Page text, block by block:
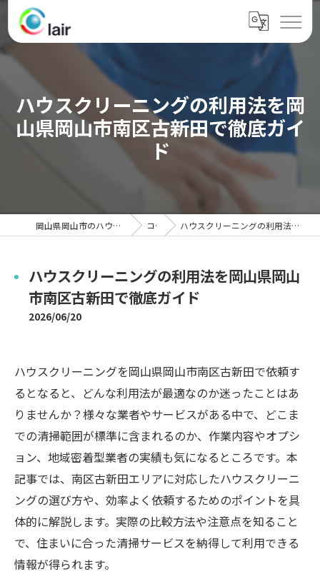
ハウスクリーニングの利用法を岡
山県岡山市南区古新田で徹底ガイ
ド
岡山県岡山市のハウスクリーニングならクレール コラム ハウスクリーニングの利用法を岡山県岡山市南区古新田で徹底ガイド
ハウスクリーニングの利用法を岡山県岡山
市南区古新田で徹底ガイド
2026/06/20
ハウスクリーニングを岡山県岡山市南区古新田で依頼す
るとなると、どんな利用法が最適なのか迷ったことはあ
りませんか？様々な業者やサービスがある中で、どこま
での清掃範囲が標準に含まれるのか、作業内容やオプシ
ョン、地域密着型業者の実績も気になるところです。本
記事では、南区古新田エリアに対応したハウスクリーニ
ングの選び方や、効率よく依頼するためのポイントを具
体的に解説します。実際の比較方法や注意点を知ること
で、住まいに合った清掃サービスを納得して利用できる
情報が得られます。